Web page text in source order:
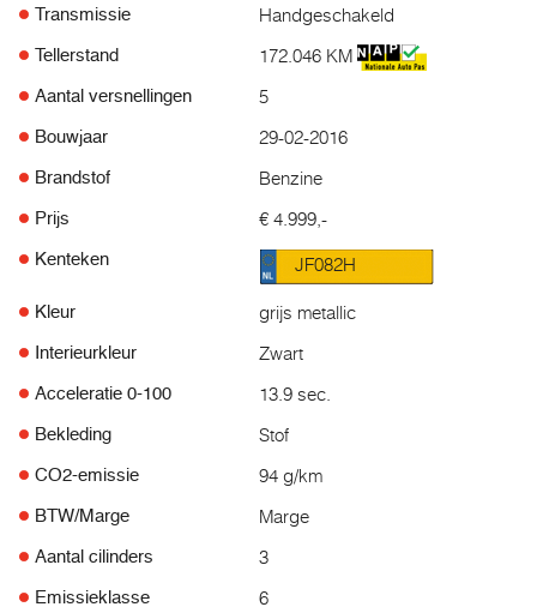
Transmissie Handgeschakeld
Tellerstand 172.046 KM
Aantal versnellingen 5
Bouwjaar 29-02-2016
Brandstof Benzine
Prijs € 4.999,-
Kenteken JF082H
Kleur grijs metallic
Interieurkleur Zwart
Acceleratie 0-100 13.9 sec.
Bekleding Stof
CO2-emissie 94 g/km
BTW/Marge Marge
Aantal cilinders 3
Emissieklasse 6